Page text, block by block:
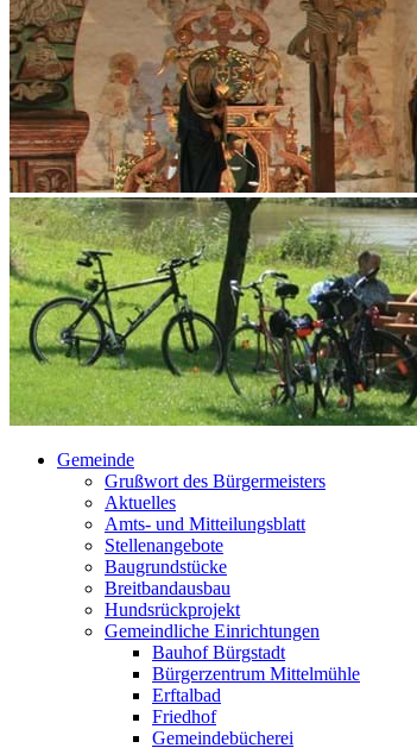
Gemeinde
Grußwort des Bürgermeisters
Aktuelles
Amts- und Mitteilungsblatt
Stellenangebote
Baugrundstücke
Breitbandausbau
Hundsrückprojekt
Gemeindliche Einrichtungen
Bauhof Bürgstadt
Bürgerzentrum Mittelmühle
Erftalbad
Friedhof
Gemeindebücherei